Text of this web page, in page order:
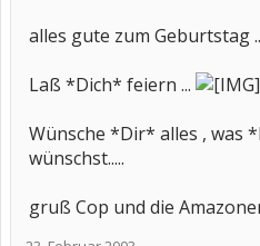
alles gute zum Geburtstag
Laß *Dich* feiern ...
Wünsche *Dir* alles , was
wünschst.....
gruß Cop und die